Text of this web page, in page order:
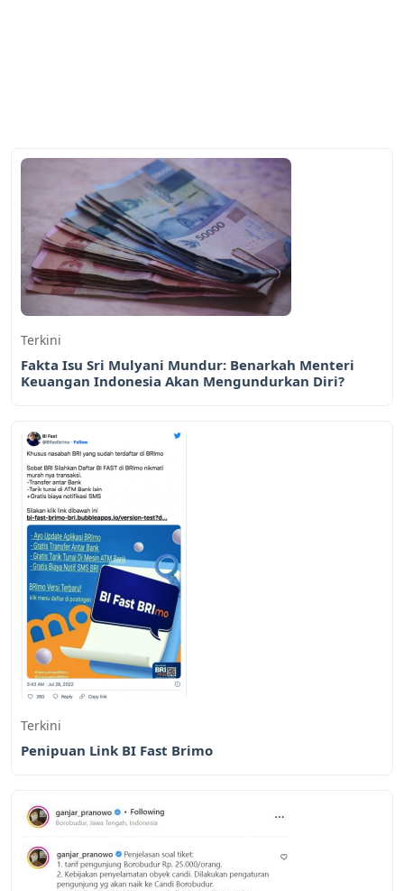
Terkini
Fakta Isu Sri Mulyani Mundur: Benarkah Menteri
Keuangan Indonesia Akan Mengundurkan Diri?
Terkini
Penipuan Link BI Fast Brimo